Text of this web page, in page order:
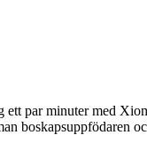
par minuter med
boskapsuppfödaren